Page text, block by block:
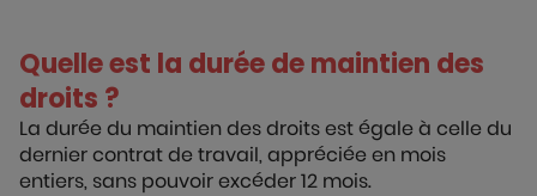
Quelle est la durée de maintien des
droits ?
La durée du maintien des droits est égale à celle du
dernier contrat de travail, appréciée en mois
entiers, sans pouvoir excéder 12 mois.